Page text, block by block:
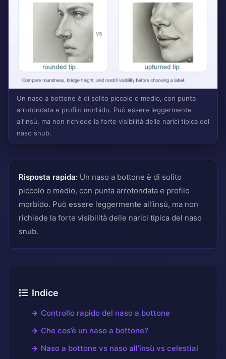
Un naso a bottone è di solito piccolo o medio, con punta
arrotondata e profilo morbido. Può essere leggermente
all’insù, ma non richiede la forte visibilità delle narici tipica del
naso snub.
Risposta rapida: Un naso a bottone è di solito
piccolo o medio, con punta arrotondata e profilo
morbido. Può essere leggermente all’insù, ma non
richiede la forte visibilità delle narici tipica del naso
snub.
Indice
Controllo rapido del naso a bottone
Che cos’è un naso a bottone?
Naso a bottone vs naso all’insù vs celestial